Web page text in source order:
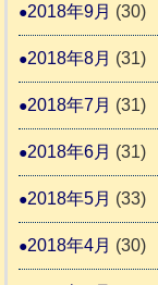
2018年9月 (30)
2018年8月 (31)
2018年7月 (31)
2018年6月 (31)
2018年5月 (33)
2018年4月 (30)